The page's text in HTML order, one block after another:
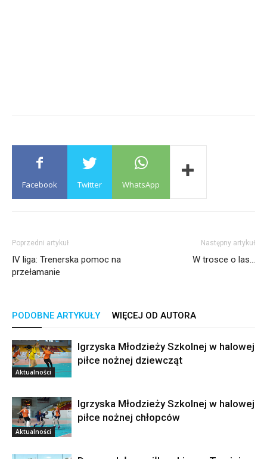
Facebook Twitter WhatsApp
Poprzedni artykuł
IV liga: Trenerska pomoc na
przełamanie
Następny artykuł
W trosce o las…
PODOBNE ARTYKUŁY WIĘCEJ OD AUTORA
Aktualności
Igrzyska Młodzieży Szkolnej w halowej
piłce nożnej dziewcząt
Aktualności
Igrzyska Młodzieży Szkolnej w halowej
piłce nożnej chłopców